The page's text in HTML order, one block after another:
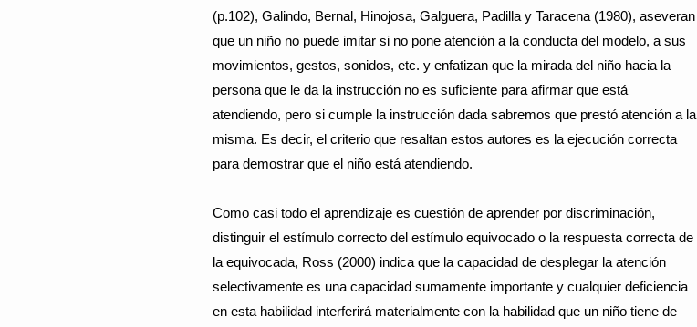
(p.102), Galindo, Bernal, Hinojosa, Galguera, Padilla y Taracena (1980), aseveran
que un niño no puede imitar si no pone atención a la conducta del modelo, a sus
movimientos, gestos, sonidos, etc. y enfatizan que la mirada del niño hacia la
persona que le da la instrucción no es suficiente para afirmar que está
atendiendo, pero si cumple la instrucción dada sabremos que prestó atención a la
misma. Es decir, el criterio que resaltan estos autores es la ejecución correcta
para demostrar que el niño está atendiendo.
Como casi todo el aprendizaje es cuestión de aprender por discriminación,
distinguir el estímulo correcto del estímulo equivocado o la respuesta correcta de
la equivocada, Ross (2000) indica que la capacidad de desplegar la atención
selectivamente es una capacidad sumamente importante y cualquier deficiencia
en esta habilidad interferirá materialmente con la habilidad que un niño tiene de